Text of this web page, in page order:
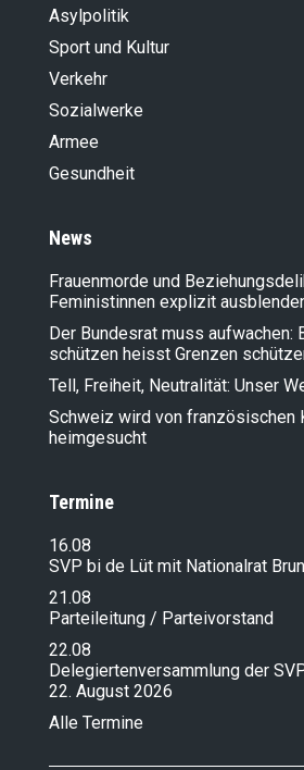
Asylpolitik
Sport und Kultur
Verkehr
Sozialwerke
Armee
Gesundheit
News
Frauenmorde und
Feministinnen explizit
Der Bundesrat muss aufwachen:
schützen heisst Grenzen
Tell, Freiheit, Neutralität: Unser
Schweiz wird von französischen
heimgesucht
Termine
16.08
SVP bi de Lüt mit Nationalrat
21.08
Parteileitung / Parteivorstand
22.08
Delegiertenversammlung der
22. August 2026
Alle Termine